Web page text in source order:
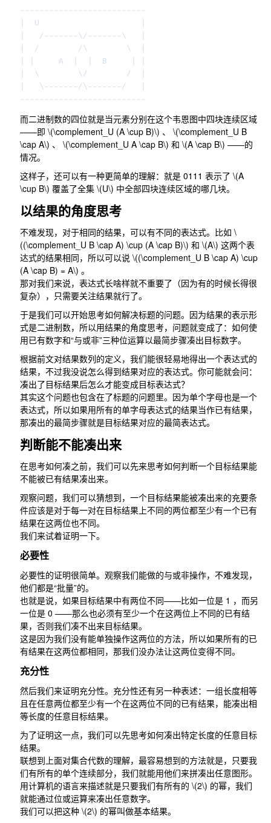
--------------------------
|  U                     |
|   /-------\/-------\   |
|  /        /\        \  |
| |     A  |  |  B     | |
|  \        \/        /  |
|   \-------/\-------/   |
而二进制数的四位就是当元素分别在这个韦恩图中四块连续区域
——即 \(\complement_U (A \cup B)\) 、 \(\complement_U B
\cap A\) 、 \(\complement_U A \cap B\) 和 \(A \cap B\) ——的
情况。
这样子，还可以有一种更简单的理解：就是 0111 表示了 \(A
\cup B\) 覆盖了全集 \(U\) 中全部四块连续区域的哪几块。
以结果的角度思考
不难发现，对于相同的结果，可以有不同的表达式。比如 \
((\complement_U B \cap A) \cup (A \cap B)\) 和 \(A\) 这两个表
达式的结果相同，所以可以说 \((\complement_U B \cap A) \cup
(A \cap B) = A\) 。
那对我们来说，表达式长啥样就不重要了（因为有的时候长得很
复杂），只需要关注结果就行了。
于是我们可以开始思考如何解决标题的问题。因为结果的表示形
式是二进制数，所以用结果的角度思考，问题就变成了：如何使
用已有数字和“与或非”三种位运算以最简步骤凑出目标数字。
根据前文对结果数列的定义，我们能很轻易地得出一个表达式的
结果，不过我没说怎么得到结果对应的表达式。你可能就会问：
凑出了目标结果后怎么才能变成目标表达式？
其实这个问题也包含在了标题的问题里。因为单个字母也是一个
表达式，所以如果用所有的单字母表达式的结果当作已有结果，
那凑出的最简步骤就是目标结果对应的最简表达式。
判断能不能凑出来
在思考如何凑之前，我们可以先来思考如何判断一个目标结果能
不能被已有结果凑出来。
观察问题，我们可以猜想到，一个目标结果能被凑出来的充要条
件应该是对于每一对在目标结果上不同的两位都至少有一个已有
结果在这两位也不同。
我们来试着证明一下。
必要性
必要性的证明很简单。观察我们能做的与或非操作，不难发现，
他们都是“批量”的。
也就是说，如果目标结果中有两位不同——比如一位是 1 ，而另
一位是 0 ——那么也必须有至少一个在这两位上不同的已有结
果，否则我们凑不出来目标结果。
这是因为我们没有能单独操作这两位的方法，所以如果所有的已
有结果在这两位都相同，那我们没办法让这两位变得不同。
充分性
然后我们来证明充分性。充分性还有另一种表述：一组长度相等
且在任意两位都至少有一个在这两位不同的已有结果，能凑出相
等长度的任意目标结果。
为了证明这一点，我们可以先思考如何凑出特定长度的任意目标
结果。
联想到上面对集合代数的理解，最容易想到的方法就是，只要我
们有所有的单个连续部分，我们就能用他们来拼凑出任意图形。
用计算机的语言来描述就是只要我们有所有的 \(2\) 的幂，我们
就能通过位或运算来凑出任意数字。
我们可以把这种 \(2\) 的幂叫做基本结果。